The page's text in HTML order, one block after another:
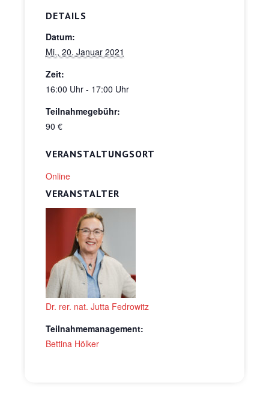
DETAILS
Datum:
Mi., 20. Januar 2021
Zeit:
16:00 Uhr - 17:00 Uhr
Teilnahmegebühr:
90 €
VERANSTALTUNGSORT
Online
VERANSTALTER
Dr. rer. nat. Jutta Fedrowitz
Teilnahmemanagement:
Bettina Hölker